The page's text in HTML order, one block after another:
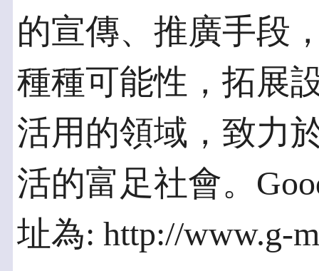
的宣傳、推廣手段
種種可能性，拓展
活用的領域，致力
活的富足社會。
址為: http://www.g-